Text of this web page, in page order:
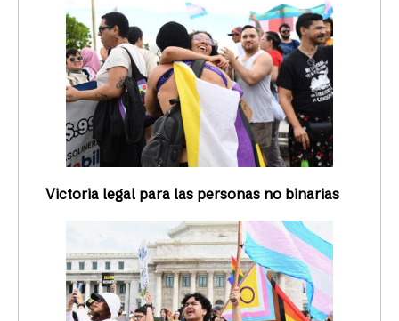
Victoria legal para las personas no binarias